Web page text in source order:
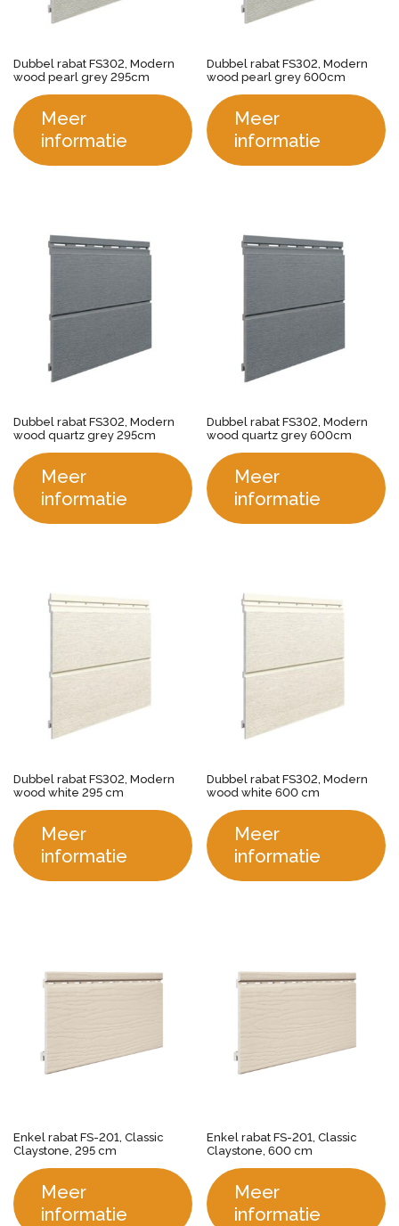
Dubbel rabat FS302, Modern
wood pearl grey 295cm
Meer
informatie
Dubbel rabat FS302, Modern
wood pearl grey 600cm
Meer
informatie
Dubbel rabat FS302, Modern
wood quartz grey 295cm
Meer
informatie
Dubbel rabat FS302, Modern
wood quartz grey 600cm
Meer
informatie
Dubbel rabat FS302, Modern
wood white 295 cm
Meer
informatie
Dubbel rabat FS302, Modern
wood white 600 cm
Meer
informatie
Enkel rabat FS-201, Classic
Claystone, 295 cm
Meer
informatie
Enkel rabat FS-201, Classic
Claystone, 600 cm
Meer
informatie